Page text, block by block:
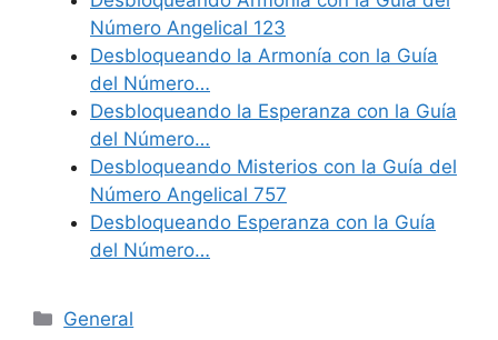
Número Angelical 123
Desbloqueando la Armonía con la Guía
del Número…
Desbloqueando la Esperanza con la Guía
del Número…
Desbloqueando Misterios con la Guía del
Número Angelical 757
Desbloqueando Esperanza con la Guía
del Número…
Categories
General